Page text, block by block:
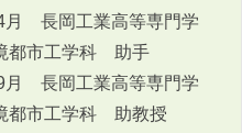
月 長岡工業高等専門学
市工学科 助手
月 長岡工業高等専門学
市工学科 助教授